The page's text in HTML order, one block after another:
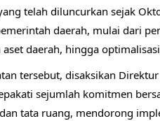
telah diluncurkan sejak
daerah, mulai dari
aset daerah, hingga
tersebut, disaksikan
sejumlah komitmen
tata ruang, mendorong